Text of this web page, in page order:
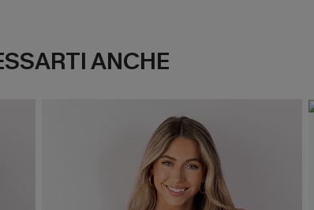
ANCHE